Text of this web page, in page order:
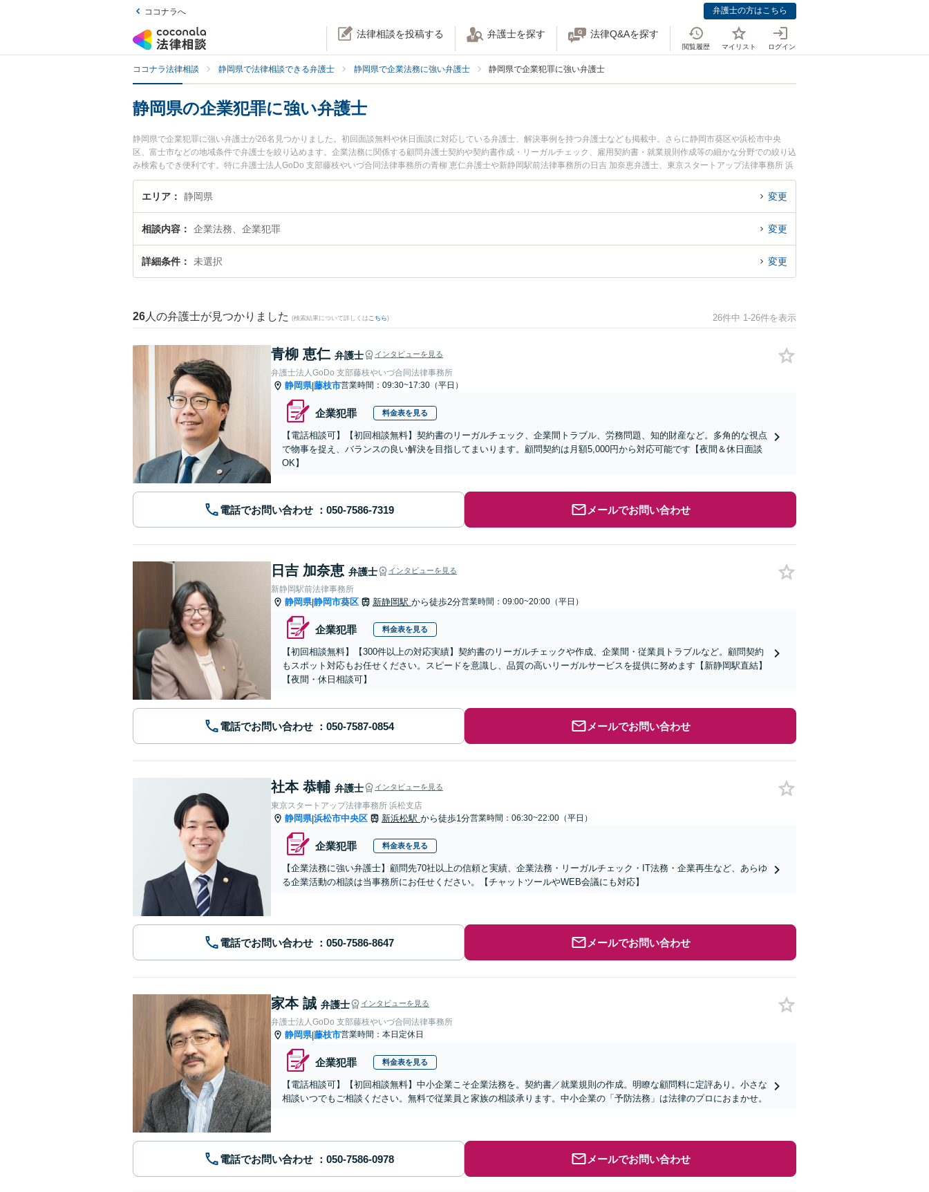
ココナラへ 弁護士の方はこちら
法律相談を投稿する 弁護士を探す 法律Q&Aを探す
閲覧履歴 マイリスト ログイン
ココナラ法律相談 静岡県で法律相談できる弁護士 静岡県で企業法務に強い弁護士 静岡県で企業犯罪に強い弁護士
静岡県の企業犯罪に強い弁護士
静岡県で企業犯罪に強い弁護士が26名見つかりました。初回面談無料や休日面談に対応している弁護士、解決事例を持つ弁護士なども掲載中。さらに静岡市葵区や浜松市中央
区、富士市などの地域条件で弁護士を絞り込めます。企業法務に関係する顧問弁護士契約や契約書作成・リーガルチェック、雇用契約書・就業規則作成等の細かな分野での絞り込
み検索もでき便利です。特に弁護士法人GoDo 支部藤枝やいづ合同法律事務所の青柳 恵仁弁護士や新静岡駅前法律事務所の日吉 加奈恵弁護士、東京スタートアップ法律事務所 浜
松支店の社本 恭輔弁護士のプロフィール情報や弁護士費用、強みなどが注目されています。『静岡県で土日や夜間に発生した企業犯罪のトラブルを今すぐに弁護士に相談した
い』『企業犯罪のトラブル解決の実績豊富な近くの弁護士を検索したい』『初回相談無料で企業犯罪を法律相談できる静岡県内の弁護士に相談予約したい』などでお困りの相談者
エリア 静岡県 変更
相談内容 企業法務、企業犯罪 変更
詳細条件 未選択 変更
26 人の弁護士が見つかりました (検索結果について詳しくは こちら) 26件中 1-26件を表示
青柳 恵仁 弁護士 インタビューを見る
弁護士法人GoDo 支部藤枝やいづ合同法律事務所
静岡県|藤枝市営業時間：09:30~17:30（平日）
企業犯罪 料金表を見る
【電話相談可】【初回相談無料】契約書のリーガルチェック、企業間トラブル、労務問題、知的財産など。多角的な視点
で物事を捉え、バランスの良い解決を目指してまいります。顧問契約は月額5,000円から対応可能です【夜間＆休日面談
OK】
電話でお問い合わせ メールでお問い合わせ
日吉 加奈恵 弁護士 インタビューを見る
新静岡駅前法律事務所
静岡県|静岡市葵区 新静岡駅 から徒歩2分営業時間：09:00~20:00（平日）
企業犯罪 料金表を見る
【初回相談無料】【300件以上の対応実績】契約書のリーガルチェックや作成、企業間・従業員トラブルなど。顧問契約
もスポット対応もお任せください。スピードを意識し、品質の高いリーガルサービスを提供に努めます【新静岡駅直結】
【夜間・休日相談可】
電話でお問い合わせ メールでお問い合わせ
社本 恭輔 弁護士 インタビューを見る
東京スタートアップ法律事務所 浜松支店
静岡県|浜松市中央区 新浜松駅 から徒歩1分営業時間：06:30~22:00（平日）
企業犯罪 料金表を見る
【企業法務に強い弁護士】顧問先70社以上の信頼と実績、企業法務・リーガルチェック・IT法務・企業再生など、あらゆ
る企業活動の相談は当事務所にお任せください。【チャットツールやWEB会議にも対応】
電話でお問い合わせ メールでお問い合わせ
家本 誠 弁護士 インタビューを見る
弁護士法人GoDo 支部藤枝やいづ合同法律事務所
静岡県|藤枝市営業時間：本日定休日
企業犯罪 料金表を見る
【電話相談可】【初回相談無料】中小企業こそ企業法務を。契約書／就業規則の作成。明瞭な顧問料に定評あり。小さな
相談いつでもご相談ください。無料で従業員と家族の相談承ります。中小企業の「予防法務」は法律のプロにおまかせ。
電話でお問い合わせ メールでお問い合わせ